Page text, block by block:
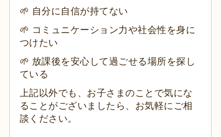
🌱 自分に自信が持てない
🌱 コミュニケーション力や社会性を身に
つけたい
🌱 放課後を安心して過ごせる場所を探し
ている
上記以外でも、お子さまのことで気にな
ることがございましたら、お気軽にご相
談ください。